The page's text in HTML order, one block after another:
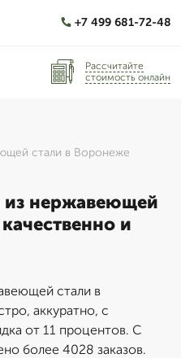
+7 499 681-72-48
Рассчитайте
стоимость онлайн
стали в Воронеже
нержавеющей
и
стали в
аккуратно, с
от 11 процентов. С
более 4028 заказов.